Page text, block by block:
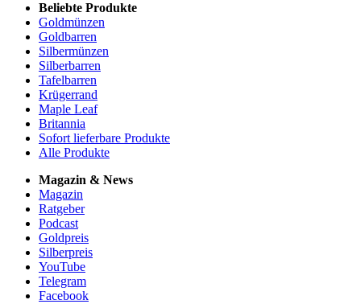
Beliebte Produkte
Goldmünzen
Goldbarren
Silbermünzen
Silberbarren
Tafelbarren
Krügerrand
Maple Leaf
Britannia
Sofort lieferbare Produkte
Alle Produkte
Magazin & News
Magazin
Ratgeber
Podcast
Goldpreis
Silberpreis
YouTube
Telegram
Facebook